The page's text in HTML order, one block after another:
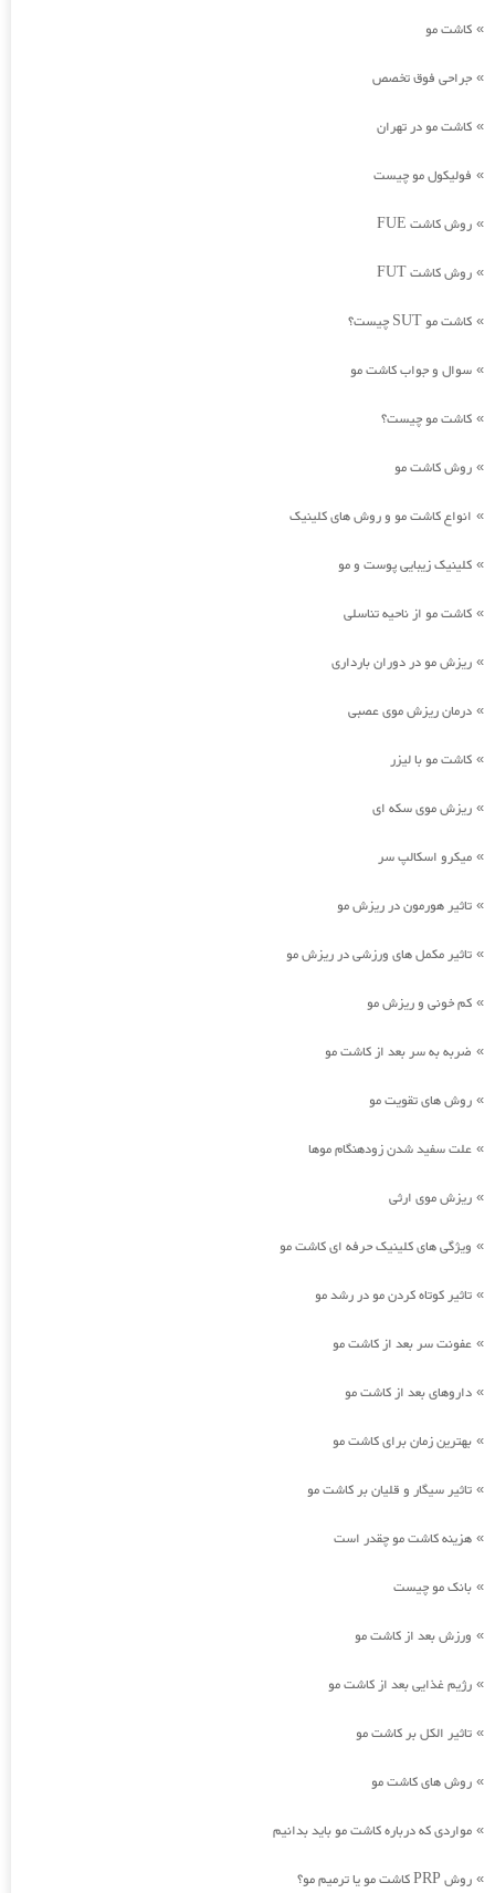
» کاشت مو
» جراحی فوق تخصص
» کاشت مو در تهران
» فولیکول مو چیست
» روش کاشت FUE
» روش کاشت FUT
» کاشت مو SUT چیست؟
» سوال و جواب کاشت مو
» کاشت مو چیست؟
» روش کاشت مو
» انواع کاشت مو و روش های کلینیک
» کلینیک زیبایی پوست و مو
» کاشت مو از ناحیه تناسلی
» ریزش مو در دوران بارداری
» درمان ریزش موی عصبی
» کاشت مو با لیزر
» ریزش موی سکه ای
» میکرو اسکالپ سر
» تاثیر هورمون در ریزش مو
» تاثیر مکمل های ورزشی در ریزش مو
» کم خونی و ریزش مو
» ضربه به سر بعد از کاشت مو
» روش های تقویت مو
» علت سفید شدن زودهنگام موها
» ریزش موی ارثی
» ویژگی های کلینیک حرفه ای کاشت مو
» تاثیر کوتاه کردن مو در رشد مو
» عفونت سر بعد از کاشت مو
» داروهای بعد از کاشت مو
» بهترین زمان برای کاشت مو
» تاثیر سیگار و قلیان بر کاشت مو
» هزینه کاشت مو چقدر است
» بانک مو چیست
» ورزش بعد از کاشت مو
» رژیم غذایی بعد از کاشت مو
» تاثیر الکل بر کاشت مو
» روش های کاشت مو
» مواردی که درباره کاشت مو باید بدانیم
» روش PRP کاشت مو یا ترمیم مو؟